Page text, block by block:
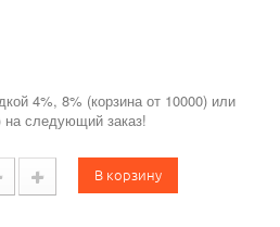
4%, 8% (корзина от 10000) или
на следующий заказ!
В корзину